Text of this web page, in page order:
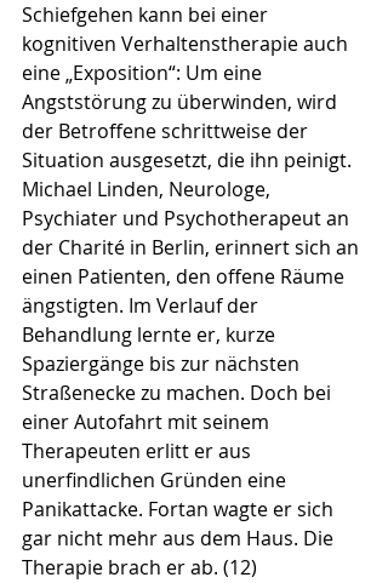
Schiefgehen kann bei einer
kognitiven Verhaltenstherapie auch
eine „Exposition“: Um eine
Angststörung zu überwinden, wird
der Betroffene schrittweise der
Situation ausgesetzt, die ihn peinigt.
Michael Linden, Neurologe,
Psychiater und Psychotherapeut an
der Charité in Berlin, erinnert sich an
einen Patienten, den offene Räume
ängstigten. Im Verlauf der
Behandlung lernte er, kurze
Spaziergänge bis zur nächsten
Straßenecke zu machen. Doch bei
einer Autofahrt mit seinem
Therapeuten erlitt er aus
unerfindlichen Gründen eine
Panikattacke. Fortan wagte er sich
gar nicht mehr aus dem Haus. Die
Therapie brach er ab. (12)